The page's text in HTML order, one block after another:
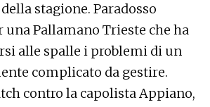
stagione. Paradosso
una Pallamano Trieste che ha
alle spalle i problemi di un
complicato da gestire.
contro la capolista Appiano,